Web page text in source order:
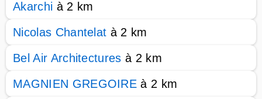
Akarchi à 2 km
Nicolas Chantelat à 2 km
Bel Air Architectures à 2 km
MAGNIEN GREGOIRE à 2 km